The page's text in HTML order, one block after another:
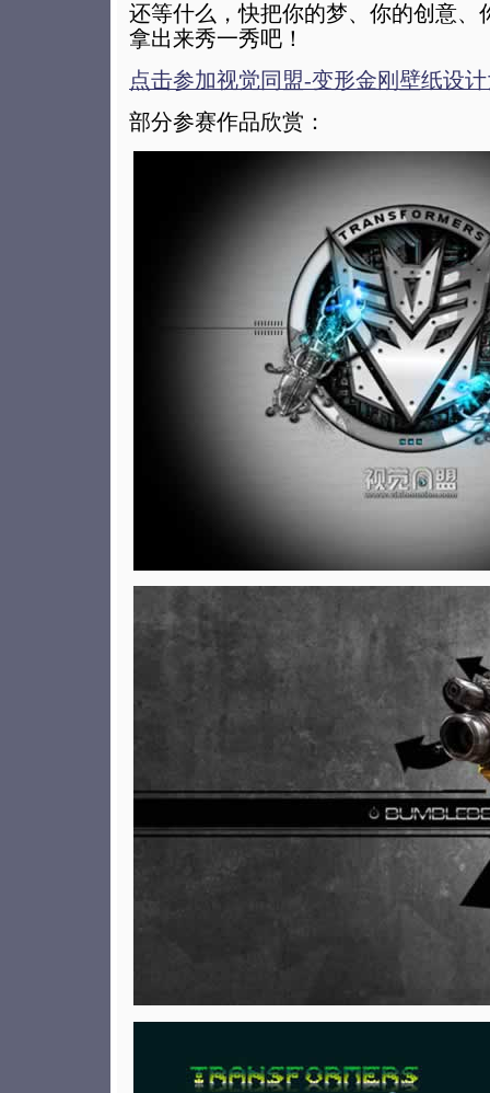
还等什么，快把你的梦、你的创意、
拿出来秀一秀吧！
点击参加视觉同盟-变形金刚壁纸设
部分参赛作品欣赏：